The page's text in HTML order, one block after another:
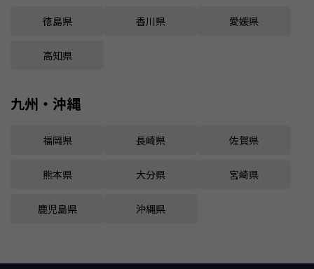
徳島県 香川県 愛媛県
高知県
九州・沖縄
福岡県 長崎県 佐賀県
熊本県 大分県 宮崎県
鹿児島県 沖縄県